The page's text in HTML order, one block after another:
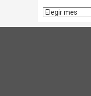
Archivos